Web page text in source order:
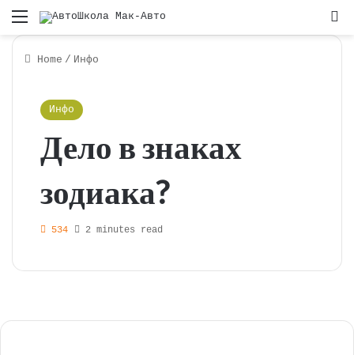
Menu
Home / Инфо
Инфо
Дело в знаках
зодиака?
534 2 minutes read